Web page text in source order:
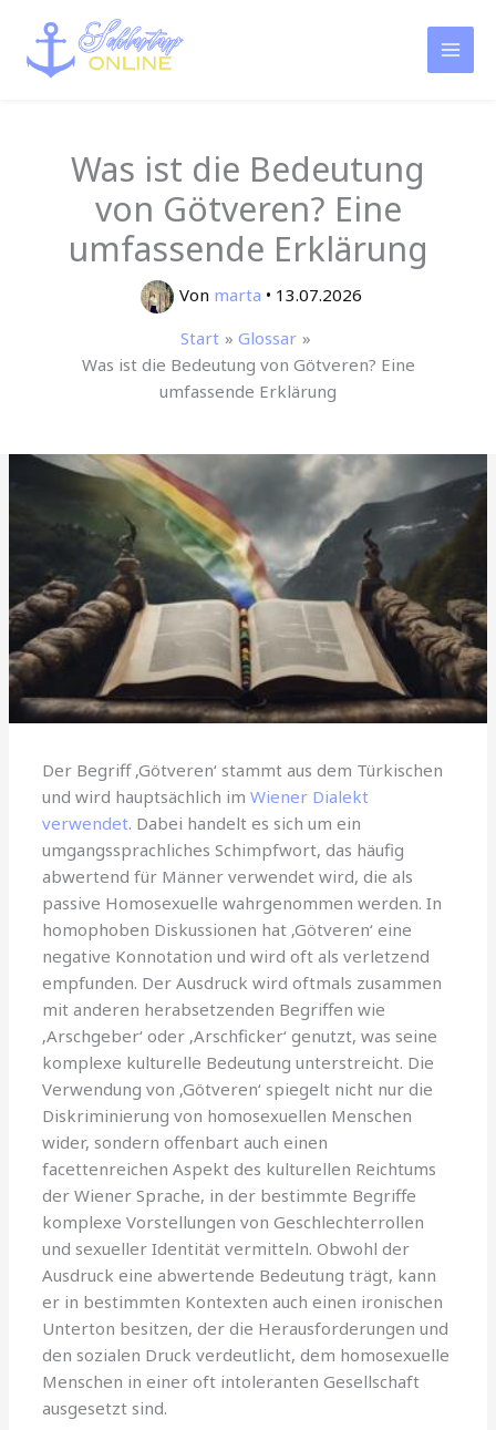
Inhalt
springen
Was ist die Bedeutung
von Götveren? Eine
umfassende Erklärung
Von marta • 13.07.2026
Start
Glossar
Was ist die Bedeutung von Götveren? Eine
umfassende Erklärung
Der Begriff ‚Götveren‘ stammt aus dem Türkischen
und wird hauptsächlich imWiener Dialekt
verwendet. Dabei handelt es sich um ein
umgangssprachliches Schimpfwort, das häufig
abwertend für Männer verwendet wird, die als
passive Homosexuelle wahrgenommen werden. In
homophoben Diskussionen hat ‚Götveren‘ eine
negative Konnotation und wird oft als verletzend
empfunden. Der Ausdruck wird oftmals zusammen
mit anderen herabsetzenden Begriffen wie
‚Arschgeber‘ oder ‚Arschficker‘ genutzt, was seine
komplexe kulturelle Bedeutung unterstreicht. Die
Verwendung von ‚Götveren‘ spiegelt nicht nur die
Diskriminierung von homosexuellen Menschen
wider, sondern offenbart auch einen
facettenreichen Aspekt des kulturellen Reichtums
der Wiener Sprache, in der bestimmte Begriffe
komplexe Vorstellungen von Geschlechterrollen
und sexueller Identität vermitteln. Obwohl der
Ausdruck eine abwertende Bedeutung trägt, kann
er in bestimmten Kontexten auch einen ironischen
Unterton besitzen, der die Herausforderungen und
den sozialen Druck verdeutlicht, dem homosexuelle
Menschen in einer oft intoleranten Gesellschaft
ausgesetzt sind.